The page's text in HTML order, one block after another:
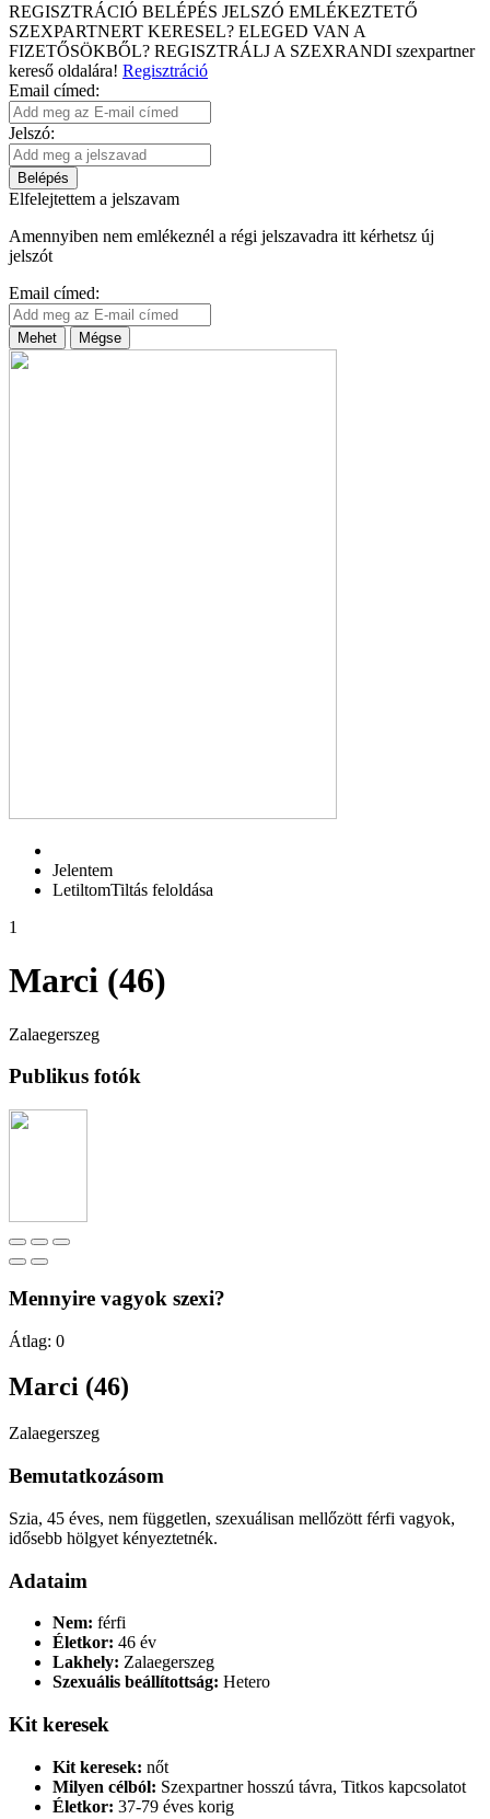
REGISZTRÁCIÓ BELÉPÉS JELSZÓ EMLÉKEZTETŐ
SZEXPARTNERT KERESEL? ELEGED VAN A
FIZETŐSÖKBŐL? REGISZTRÁLJ A SZEXRANDI szexpartner
kereső oldalára! Regisztráció
Email címed:
Jelszó:
Belépés
Elfelejtettem a jelszavam
Amennyiben nem emlékeznél a régi jelszavadra itt kérhetsz új
jelszót
Email címed:
Mehet Mégse
Jelentem
LetiltomTiltás feloldása
1
Marci (46)
Zalaegerszeg
Publikus fotók
Mennyire vagyok szexi?
Átlag: 0
Marci (46)
Zalaegerszeg
Bemutatkozásom
Szia, 45 éves, nem független, szexuálisan mellőzött férfi vagyok,
idősebb hölgyet kényeztetnék.
Adataim
Nem: férfi
Életkor: 46 év
Lakhely: Zalaegerszeg
Szexuális beállítottság: Hetero
Kit keresek
Kit keresek: nőt
Milyen célból: Szexpartner hosszú távra, Titkos kapcsolatot
Életkor: 37-79 éves korig